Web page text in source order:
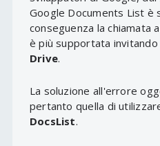
Google Documents List è
conseguenza la chiamata
è più supportata invitando
Drive.
La soluzione all'errore
pertanto quella di
DocsList.